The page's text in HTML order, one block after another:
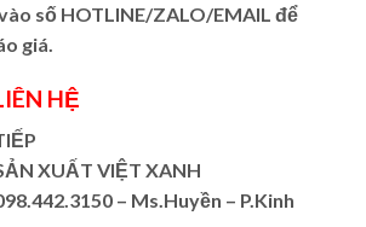
số HOTLINE/ZALO/EMAIL để
giá.
HỆ
XUẤT VIỆT XANH
– Ms.Huyền – P.Kinh